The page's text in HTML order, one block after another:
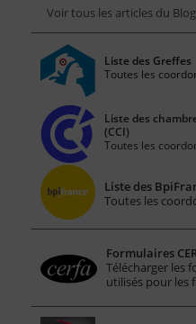
Voir tous les articles du
Liste des Greffes
Toutes les
Liste des
(CCI)
Toutes les
Liste des
Toutes les
Formulaires
Télécharger les
utilisés pour les